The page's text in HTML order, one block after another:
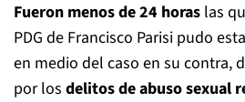
Fueron menos de 24 horas las
PDG de Francisco Parisi pudo
en medio del caso en su contra,
por los delitos de abuso sexual